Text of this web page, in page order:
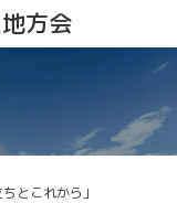
方会
とこれから」